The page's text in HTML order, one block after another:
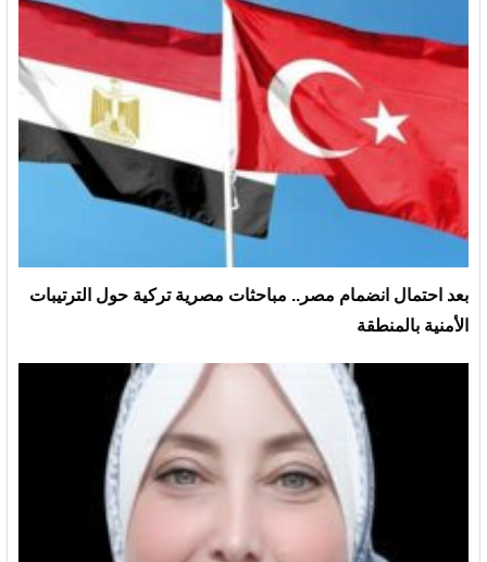
بعد احتمال انضمام مصر.. مباحثات مصرية تركية حول الترتيبات
الأمنية بالمنطقة